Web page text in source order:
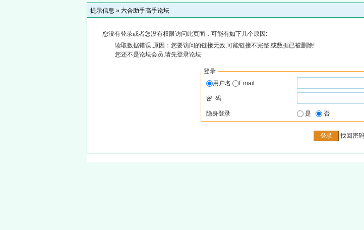
提示信息 » 六合助手高手论坛
您没有登录或者您没有权限访问此页面，可能有如下几个原因:
读取数据错误,原因：您要访问的链接无效,可能链接不完整,或数据已被删除!
您还不是论坛会员,请先登录论坛
登录
用户名
Email
密 码
隐身登录 是 否
找回密码